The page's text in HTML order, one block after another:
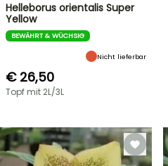
Helleborus orientalis Super
Yellow
BEWÄHRT & WÜCHSIG
Nicht lieferbar
€ 26,50
Topf mit 2L/3L